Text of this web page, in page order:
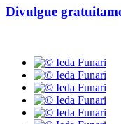
Divulgue